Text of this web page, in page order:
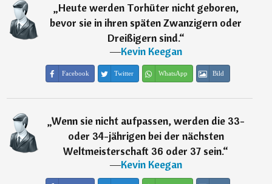
„Heute werden Torhüter nicht geboren,
bevor sie in ihren späten Zwanzigern oder
Dreißigern sind.“
―Kevin Keegan
Facebook Twitter WhatsApp Bild
„Wenn sie nicht aufpassen, werden die 33-
oder 34-jährigen bei der nächsten
Weltmeisterschaft 36 oder 37 sein.“
―Kevin Keegan